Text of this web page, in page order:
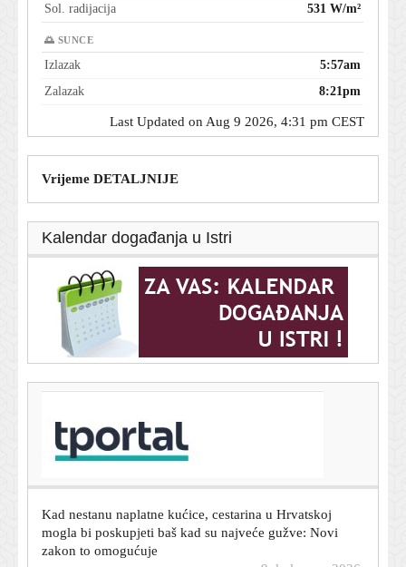
Sol. radijacija
531 W/m²
🌅 SUNCE
Izlazak
5:57am
Zalazak
8:21pm
Last Updated on Aug 9 2026, 4:31 pm CEST
Vrijeme DETALJNIJE
Kalendar događanja u Istri
FOTO Pogledajte kako izgleda urušena vila na koju su
se popeli ozlijeđeni maloljetnici
mogla bi poskupjeti baš kad su najveće gužve: Novi
zakon to omogućuje